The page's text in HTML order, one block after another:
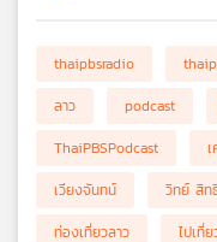
thaipbsradio
ลาว
podcast
ThaiPBSPodcast
เวียงจันทน์
วิทย์ สิท
ท่องเที่ยวลาว
ไปเที่